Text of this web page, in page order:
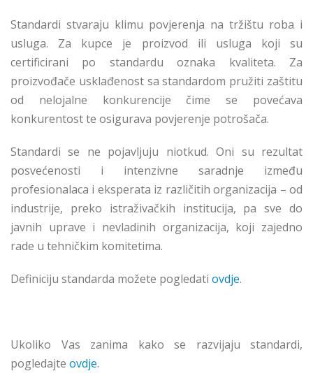
Standardi stvaraju klimu povjerenja na tržištu roba i
usluga. Za kupce je proizvod ili usluga koji su
certificirani po standardu oznaka kvaliteta. Za
proizvođače usklađenost sa standardom pružiti zaštitu
od nelojalne konkurencije čime se povećava
konkurentost te osigurava povjerenje potrošača.
Standardi se ne pojavljuju niotkud. Oni su rezultat
posvećenosti i intenzivne saradnje između
profesionalaca i eksperata iz različitih organizacija – od
industrije, preko istraživačkih institucija, pa sve do
javnih uprave i nevladinih organizacija, koji zajedno
rade u tehničkim komitetima.
Definiciju standarda možete pogledati ovdje.
Ukoliko Vas zanima kako se razvijaju standardi,
pogledajte ovdje.